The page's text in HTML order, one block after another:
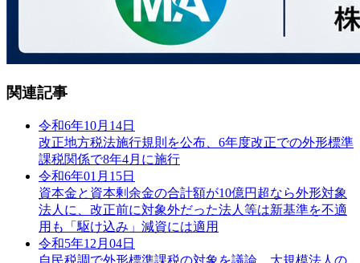
関連記事
令和6年10月14日
改正地方税法施行規則を公布、6年度改正での外形標準
課税関係で8年4月に施行
令和6年01月15日
資本金と資本剰余金の合計額が10億円超なら外形対象
法人に、改正前に対象外だった法人等は新基準を不適
用も「駆け込み」減資には適用
令和5年12月04日